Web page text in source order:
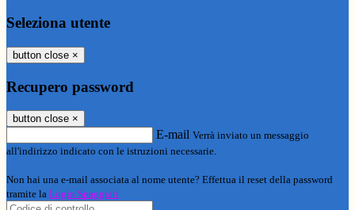
Seleziona utente
button close ×
Recupero password
button close ×
E-mail Verrà inviato un messaggio
all'indirizzo indicato con le istruzioni necessarie.
Non hai una e-mail associata al nome utente? Effettua il reset della password
tramite la Login Spaggiari